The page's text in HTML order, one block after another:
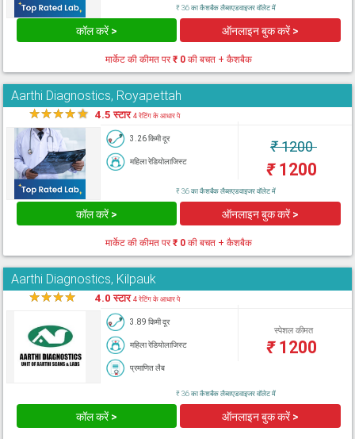
₹ 36 का कैशबैक लैब्सएडवाइजर वॉलेट में
कॉल करें > ऑनलाइन बुक करें >
मार्केट की कीमत पर₹ 0की बचत + कैशबैक
Aarthi Diagnostics, Royapettah
★★★★★ 4.5 स्टार4 रेटिंग के आधार पे
3.26 किमी दूर
महिला रेडियोलाजिस्ट
₹1200
₹1200
₹ 36 का कैशबैक लैब्सएडवाइजर वॉलेट में
कॉल करें > ऑनलाइन बुक करें >
मार्केट की कीमत पर₹ 0की बचत + कैशबैक
Aarthi Diagnostics, Kilpauk
★★★★ 4.0 स्टार4 रेटिंग के आधार पे
3.89 किमी दूर
महिला रेडियोलाजिस्ट
प्रमाणित लैब
स्पेशल कीमत
₹1200
₹ 36 का कैशबैक लैब्सएडवाइजर वॉलेट में
कॉल करें > ऑनलाइन बुक करें >